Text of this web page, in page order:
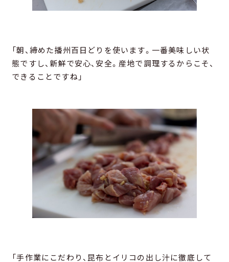
「朝、締めた播州百日どりを使います。一番美味しい状
態ですし、新鮮で安心、安全。産地で調理するからこそ、
できることですね」
「手作業にこだわり、昆布とイリコの出し汁に徹底して